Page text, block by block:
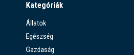
Kategóriák
Állatok
Egészség
Gazdaság